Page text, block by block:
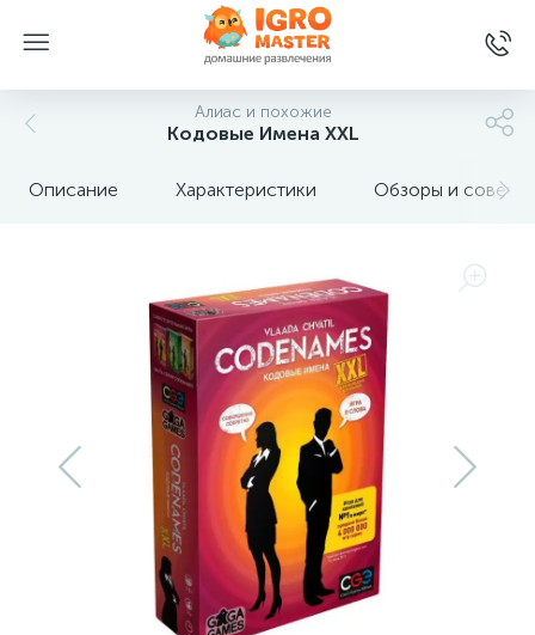
Алиас и похожие
Кодовые Имена XXL
Описание Характеристики Обзоры и советы